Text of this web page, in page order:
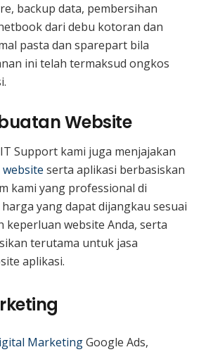
backup data, pembersihan
dari debu kotoran dan
pasta dan sparepart bila
ini telah termaksud ongkos
Website
Support kami juga menjajakan
serta aplikasi berbasiskan
kami yang professional di
yang dapat dijangkau sesuai
keperluan website Anda, serta
terutama untuk jasa
aplikasi.
MarketingGoogle Ads,